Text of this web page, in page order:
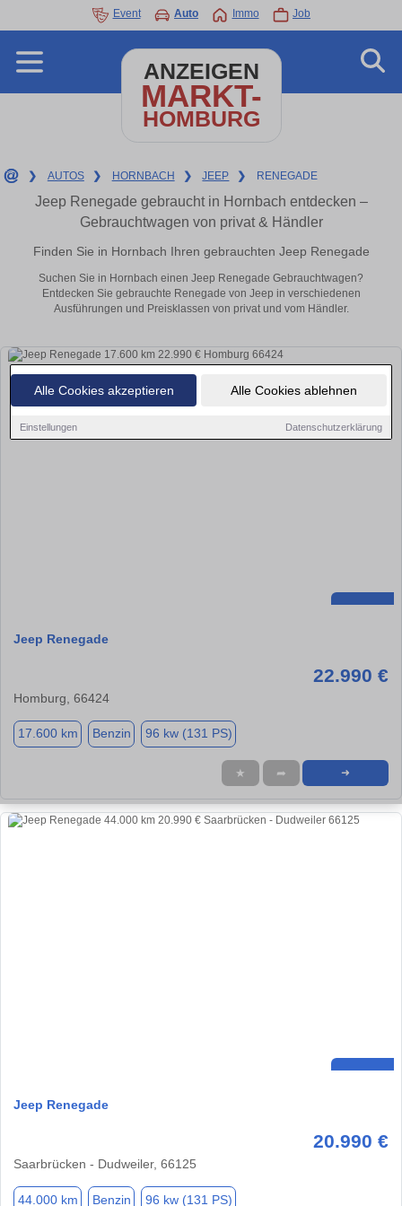
Alle Cookies akzeptieren Alle Cookies ablehnen
Einstellungen Datenschutzerklärung
Event Auto Immo Job
ANZEIGEN
MARKT-
HOMBURG
❯ AUTOS ❯ HORNBACH ❯ JEEP ❯ RENEGADE
Jeep Renegade gebraucht in Hornbach entdecken –
Gebrauchtwagen von privat & Händler
Finden Sie in Hornbach Ihren gebrauchten Jeep Renegade
Suchen Sie in Hornbach einen Jeep Renegade Gebrauchtwagen?
Entdecken Sie gebrauchte Renegade von Jeep in verschiedenen
Ausführungen und Preisklassen von privat und vom Händler.
Jeep Renegade
22.990 €
Homburg, 66424
17.600 km Benzin 96 kw (131 PS)
★ ➦ ➜
Jeep Renegade
20.990 €
Saarbrücken - Dudweiler, 66125
44.000 km Benzin 96 kw (131 PS)